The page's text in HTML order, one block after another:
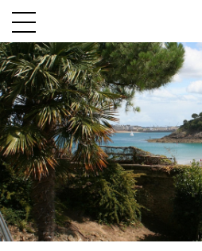
Zum
Inhalt
springen